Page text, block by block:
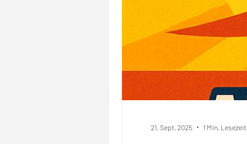
21. Sept. 2025 1 Min. Lesezeit